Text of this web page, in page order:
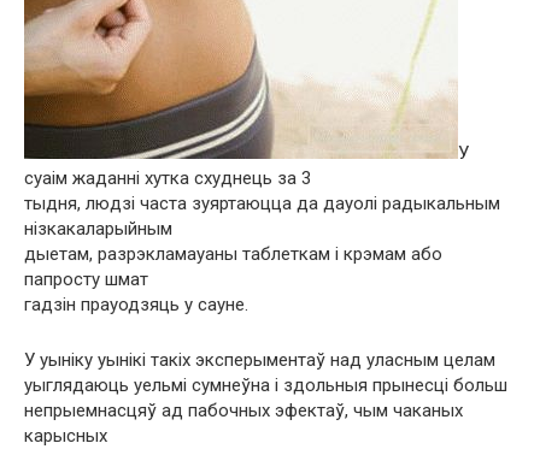
У
суаім жаданні хутка схуднець за 3
тыдня, людзі часта зуяртаюцца да дауолі радыкальным
нізкакаларыйным
дыетам, разрэкламауаны таблеткам і крэмам або
папросту шмат
гадзін прауодзяць у сауне.
У уыніку уынікі такіх эксперыментаў над уласным целам
уыглядаюць уельмі сумнеўна і здольныя прынесці больш
непрыемнасцяў ад пабочных эфектаў, чым чаканых
карысных